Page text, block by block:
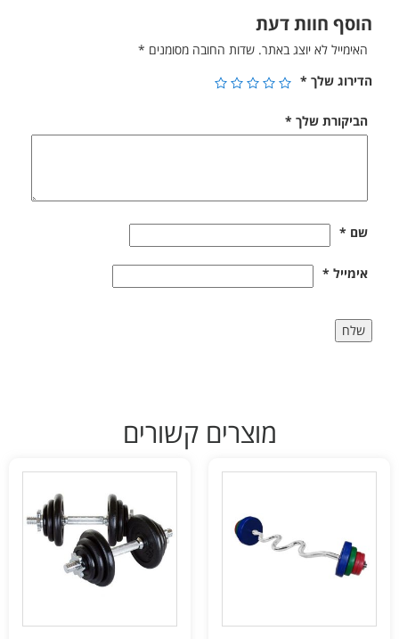
הוסף חוות דעת
האימייל לא יוצג באתר. שדות החובה מסומנים *
הדירוג שלך *
הביקורת שלך *
שם *
אימייל *
מוצרים קשורים